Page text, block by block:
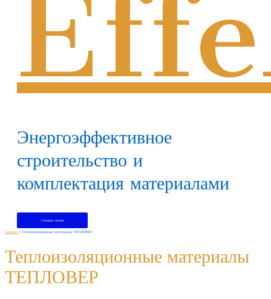
Энергоэффективное
строительство и
комплектация материалами
Главное меню
Главная / Теплоизоляционные материалы ТЕПЛОВЕР
Теплоизоляционные материалы
ТЕПЛОВЕР